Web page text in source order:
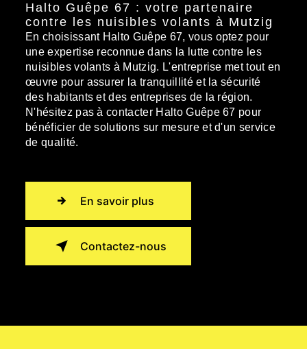
Halto Guêpe 67 : votre partenaire
contre les nuisibles volants à Mutzig
En choisissant Halto Guêpe 67, vous optez pour
une expertise reconnue dans la lutte contre les
nuisibles volants à Mutzig. L'entreprise met tout en
œuvre pour assurer la tranquillité et la sécurité
des habitants et des entreprises de la région.
N'hésitez pas à contacter Halto Guêpe 67 pour
bénéficier de solutions sur mesure et d'un service
de qualité.
En savoir plus
Contactez-nous